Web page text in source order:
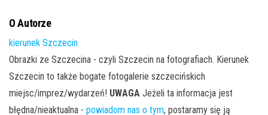
O Autorze
kierunek Szczecin
Obrazki ze Szczecina - czyli Szczecin na fotografiach. Kierunek
Szczecin to także bogate fotogalerie szczecińskich
miejsc/imprez/wydarzeń! UWAGA Jeżeli ta informacja jest
błędna/nieaktualna - powiadom nas o tym, postaramy się ją